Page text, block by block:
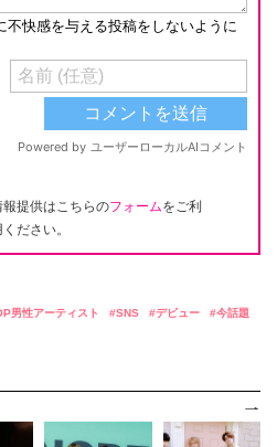
提供はこちらのフォームをご利
ください。
男性アーティスト SNS デビュー
今話題